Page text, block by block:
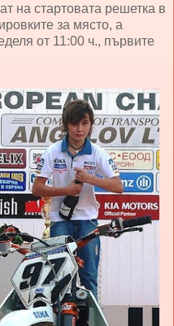
на стартовата решетка в
за място, а
от 11:00 ч., първите